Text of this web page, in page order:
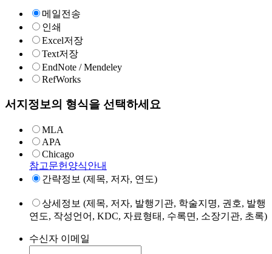
메일전송
인쇄
Excel저장
Text저장
EndNote / Mendeley
RefWorks
서지정보의 형식을 선택하세요
MLA
APA
Chicago
참고문헌양식안내
간략정보 (제목, 저자, 연도)
상세정보 (제목, 저자, 발행기관, 학술지명, 권호, 발행
연도, 작성언어, KDC, 자료형태, 수록면, 소장기관, 초록)
수신자 이메일